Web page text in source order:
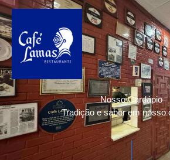
Ir
para
o
conteúdo
Nosso Cardápio
Tradição e sabor em nosso